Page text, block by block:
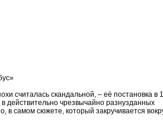
считалась скандальной, – её постановка в
действительно чрезвычайно разнузданных
в самом сюжете, который закручивается